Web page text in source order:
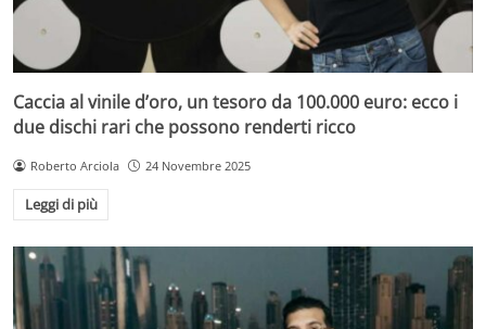
Caccia al vinile d’oro, un tesoro da 100.000 euro: ecco i
due dischi rari che possono renderti ricco
Roberto Arciola 24 Novembre 2025
Leggi di più